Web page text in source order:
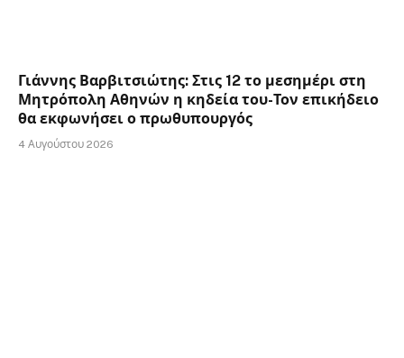
Γιάννης Βαρβιτσιώτης: Στις 12 το μεσημέρι στη
Μητρόπολη Αθηνών η κηδεία του-Τον επικήδειο
θα εκφωνήσει ο πρωθυπουργός
4 Αυγούστου 2026